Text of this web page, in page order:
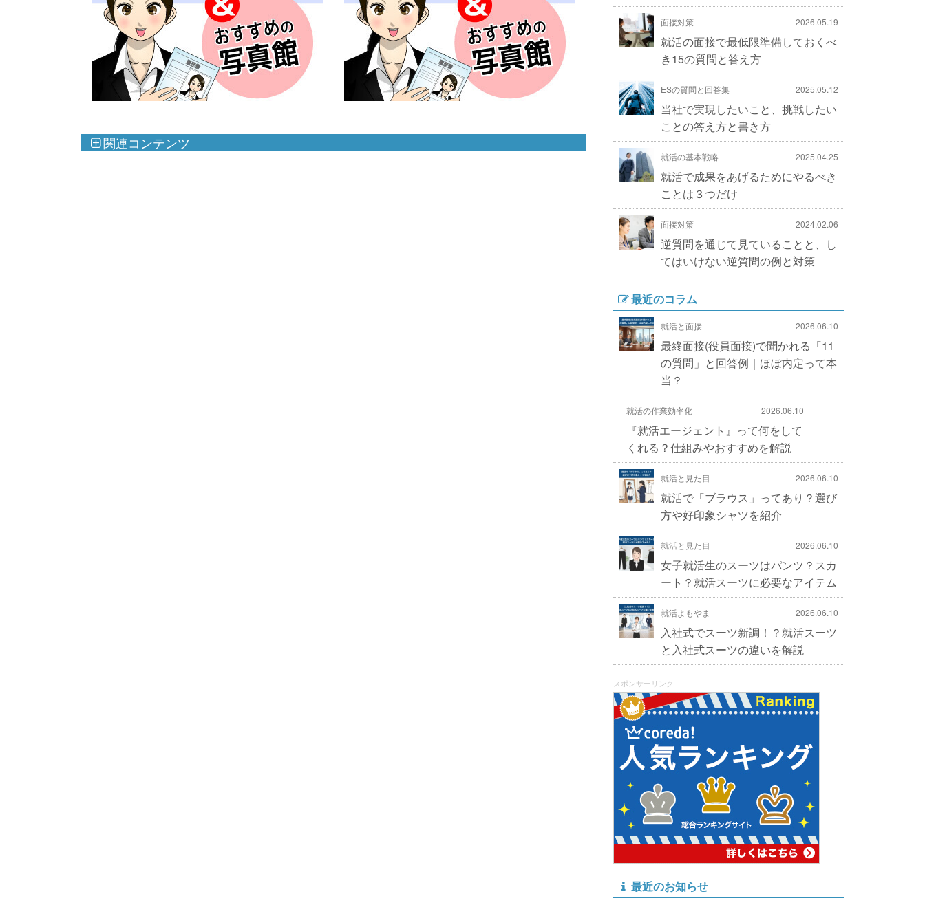
関連コンテンツ
面接対策 2026.05.19
就活の面接で最低限準備しておくべ
き15の質問と答え方
ESの質問と回答集 2025.05.12
当社で実現したいこと、挑戦したい
ことの答え方と書き方
就活の基本戦略 2025.04.25
就活で成果をあげるためにやるべき
ことは３つだけ
面接対策 2024.02.06
逆質問を通じて見ていることと、し
てはいけない逆質問の例と対策
最近のコラム
就活と面接 2026.06.10
最終面接(役員面接)で聞かれる「11
の質問」と回答例｜ほぼ内定って本
当？
就活の作業効率化 2026.06.10
『就活エージェント』って何をして
くれる？仕組みやおすすめを解説
就活と見た目 2026.06.10
就活で「ブラウス」ってあり？選び
方や好印象シャツを紹介
就活と見た目 2026.06.10
女子就活生のスーツはパンツ？スカ
ート？就活スーツに必要なアイテム
就活よもやま 2026.06.10
入社式でスーツ新調！？就活スーツ
と入社式スーツの違いを解説
スポンサーリンク
最近のお知らせ